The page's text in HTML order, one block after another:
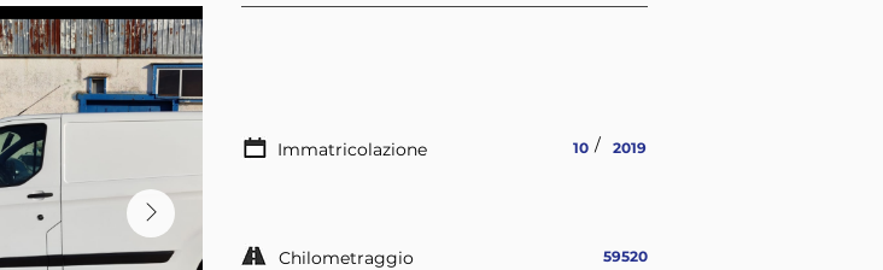
Immatricolazione 10 2019
/
Chilometraggio 59520